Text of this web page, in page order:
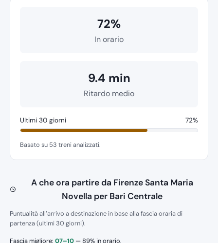
72%
In orario
9.4 min
Ritardo medio
Ultimi 30 giorni 72%
Basato su 53 treni analizzati.
A che ora partire da Firenze Santa Maria
Novella per Bari Centrale
Puntualità all’arrivo a destinazione in base alla fascia oraria di
partenza (ultimi 30 giorni).
Fascia migliore: 07–10 — 89% in orario.